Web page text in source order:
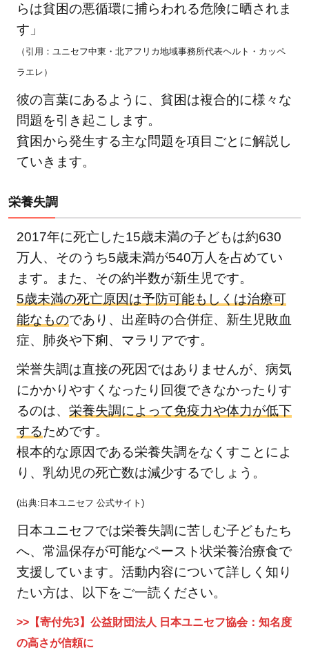
4.1
ル
ョ
ン・
ジャ
パン
動
4.2
日本
ユニ
セフ
の活
動
5
アフ
リカ
の子
ども
たち
を支
援す
るた
私た
ちが
でき
るこ
と
は？
6
ア
らは貧困の悪循環に捕らわれる危険に晒されま
す」
（引用：ユニセフ中東・北アフリカ地域事務所代表ヘルト・カッペ
ラエレ）
彼の言葉にあるように、貧困は複合的に様々な
問題を引き起こします。
貧困から発生する主な問題を項目ごとに解説し
ていきます。
栄養失調
2017年に死亡した15歳未満の子どもは約630
万人、そのうち5歳未満が540万人を占めてい
ます。また、その約半数が新生児です。
5歳未満の死亡原因は予防可能もしくは治療可
能なものであり、出産時の合併症、新生児敗血
症、肺炎や下痢、マラリアです。
栄誉失調は直接の死因ではありませんが、病気
にかかりやすくなったり回復できなかったりす
るのは、 栄養失調によって免疫力や体力が低下
するためです。
根本的な原因である栄養失調をなくすことによ
り、乳幼児の死亡数は減少するでしょう。
(出典:日本ユニセフ 公式サイト)
日本ユニセフでは栄養失調に苦しむ子どもたち
へ、常温保存が可能なペースト状栄養治療食で
支援しています。活動内容について詳しく知り
たい方は、以下をご一読ください。
>>【寄付先3】公益財団法人 日本ユニセフ協会：知名度
の高さが信頼に